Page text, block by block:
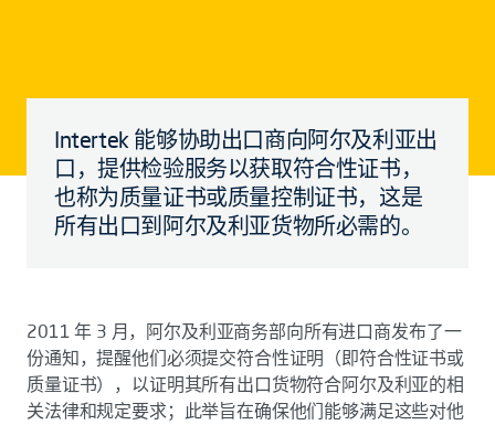
Intertek 能够协助出口商向阿尔及利亚出
口，提供检验服务以获取符合性证书，
也称为质量证书或质量控制证书，这是
所有出口到阿尔及利亚货物所必需的。
2011 年 3 月，阿尔及利亚商务部向所有进口商发布了一
份通知，提醒他们必须提交符合性证明（即符合性证书或
质量证书），以证明其所有出口货物符合阿尔及利亚的相
关法律和规定要求；此举旨在确保他们能够满足这些对他